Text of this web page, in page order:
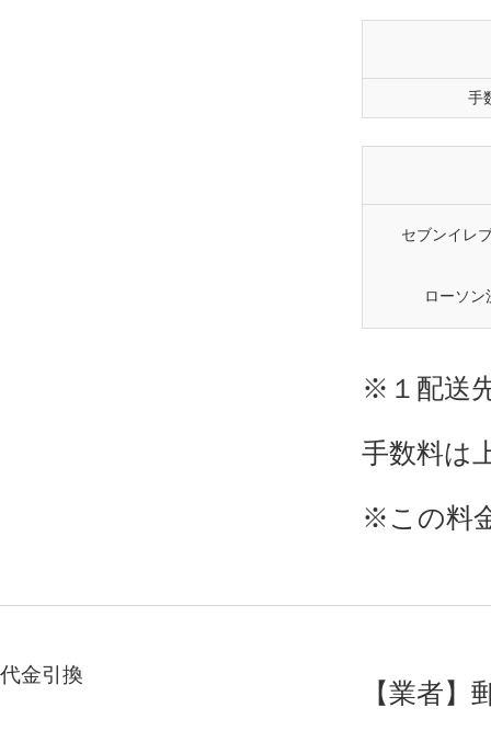
手
セブンイレ
ローソン
※１配送
手数料は
※この料
代金引換
【業者】